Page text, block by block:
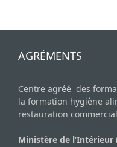
AGRÉMENTS
Centre agréé des
la formation hygiène
restauration
Ministère de l’Intérieur